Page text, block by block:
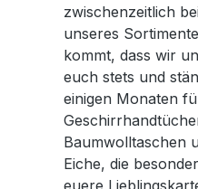
zwischenzeitlich
unseres
kommt, dass wir
euch stets und
einigen Monaten
Baumwolltaschen
Eiche, die
euere